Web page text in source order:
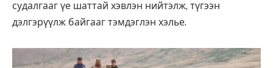
судалгааг үе шаттай хэвлэн нийтэлж, түгээн
дэлгэрүүлж байгааг тэмдэглэн хэлье.